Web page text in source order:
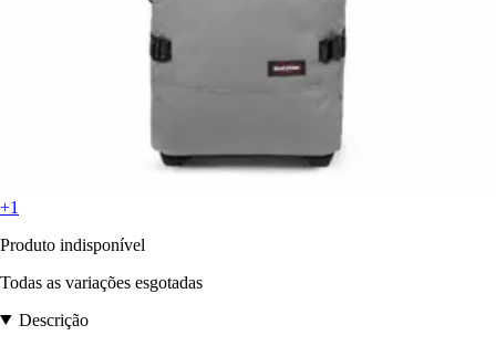
+1
Produto indisponível
Todas as variações esgotadas
Descrição